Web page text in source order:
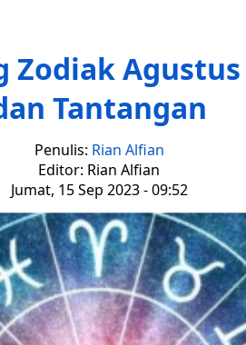
Zodiak Agustus
Tantangan
Penulis: Rian Alfian
Editor: Rian Alfian
Jumat, 15 Sep 2023 - 09:52